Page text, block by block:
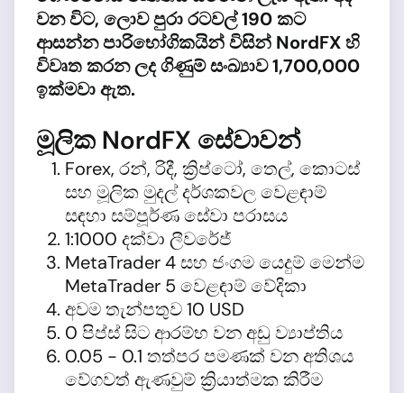
වන විට, ලොව පුරා රටවල් 190 කට
ආසන්න පාරිභෝගිකයින් විසින් NordFX හි
විවෘත කරන ලද ගිණුම් සංඛ්‍යාව 1,700,000
ඉක්මවා ඇත.
මූලික NordFX සේවාවන්
Forex, රන්, රිදී, ක්‍රිප්ටෝ, තෙල්, කොටස්
සහ මූලික මුදල් දර්ශකවල වෙළඳාම්
සඳහා සම්පූර්ණ සේවා පරාසය
1:1000 දක්වා ලීවරේජ්
MetaTrader 4 සහ ජංගම යෙදුම් මෙන්ම
MetaTrader 5 වෙළඳාම් වේදිකා
අවම තැන්පතුව 10 USD
0 පිප්ස් සිට ආරම්භ වන අඩු ව්‍යාප්තිය
0.05 - 0.1 තත්පර පමණක් වන අතිශය
වේගවත් ඇණවුම් ක්‍රියාත්මක කිරීම